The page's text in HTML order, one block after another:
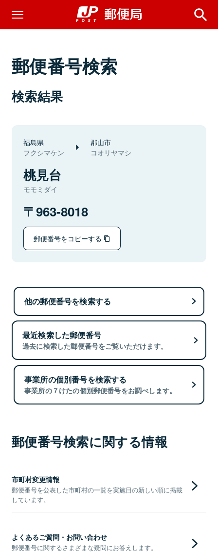
郵便番号検索
検索結果
福島県
フクシマケン
郡山市
コオリヤマシ
桃見台
モモミダイ
963-8018
郵便番号をコピーする
他の郵便番号を検索する
最近検索した郵便番号
過去に検索した郵便番号をご覧いただけます。
事業所の個別番号を検索する
事業所の７けたの個別郵便番号をお調べします。
郵便番号検索に関する情報
市町村変更情報
郵便番号を公表した市町村の一覧を実施日の新しい順に掲載
しています。
よくあるご質問・お問い合わせ
郵便番号に関するさまざまな疑問にお答えします。